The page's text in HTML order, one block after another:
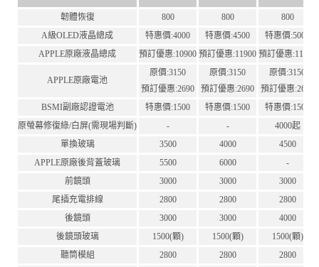
韌體恢復 800 800
800
A級OLED液晶總成
特惠價:4000 特惠價:4500
特惠價:5000
APPLE原廠液晶總成
預訂優惠:10900 預訂優惠:11900 預訂優惠:11900
APPLE原廠電池
原價:3150
預訂優惠:2690
原價:3150
預訂優惠:2690
原價:3150
預訂優惠:2690
BSMI副廠認證電池
特惠價:1500 特惠價:1500
特惠價:1500
原螢幕修復綠/白屏(需現場判斷)
- -
4000起
單換玻璃
3500 4000
4500
APPLE原廠後背蓋玻璃
5500 6000
-
前鏡頭
3000 3000
3000
尾插充電排線
2800 2800
2800
後鏡頭
3000 3000
4000
後鏡頭玻璃
1500(顆) 1500(顆)
1500(顆)
聽筒模組
2800 2800
2800